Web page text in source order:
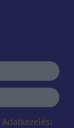
Adatkezelési